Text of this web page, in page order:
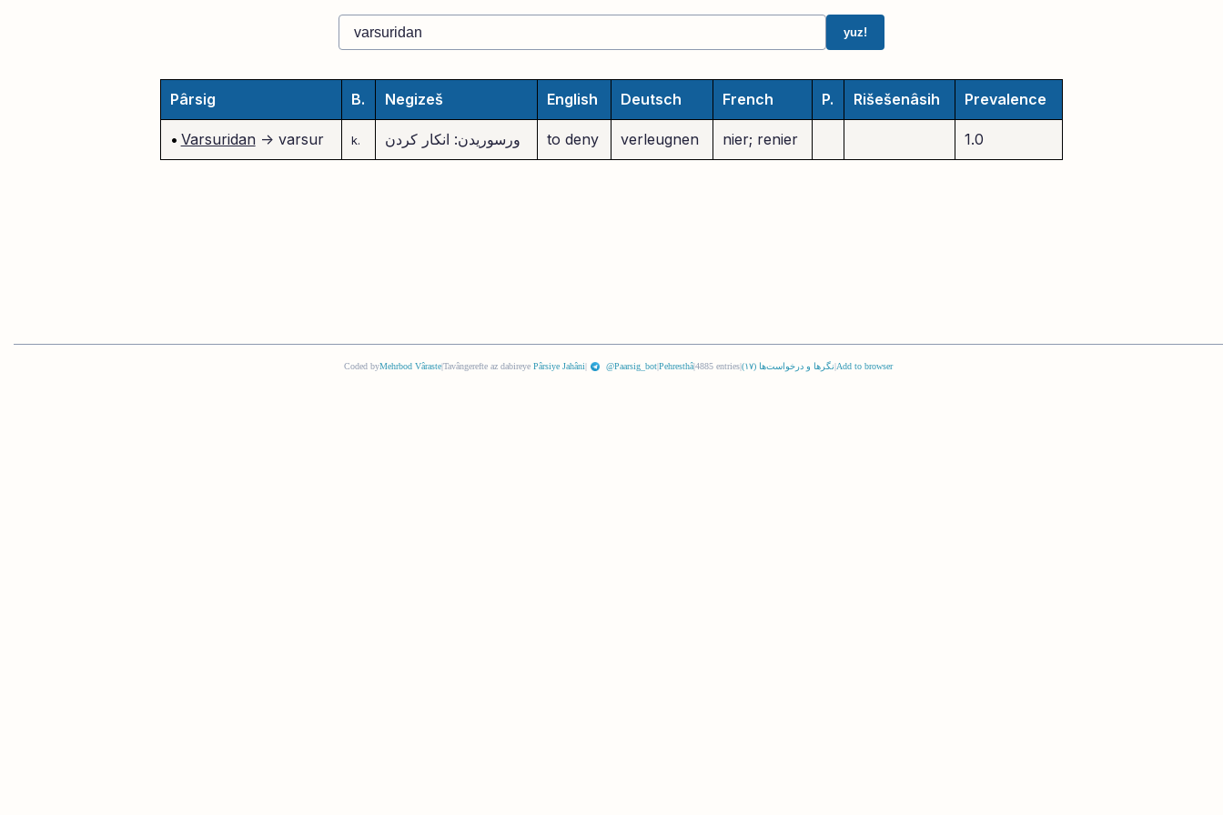
yuz!
Pârsig B. Negizeš English Deutsch French P. Rišešenâsih Prevalence
• Varsuridan-> varsur k. ورسوریدن: انکار کردن to deny verleugnen nier; renier 1.0
Coded byMehrbod Vâraste|Tavângerefte az dabireye Pârsiye Jahâni| @Paarsig_bot|Pehresthâ|4885 entries| نگرها و درخواست‌ها (١٧) |Add to browser